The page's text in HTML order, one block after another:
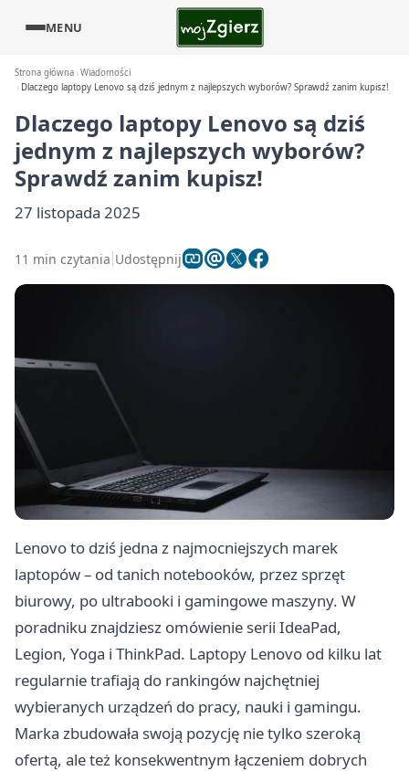
MENU
Strona główna Wiadomości
Dlaczego laptopy Lenovo są dziś jednym z najlepszych wyborów? Sprawdź zanim kupisz!
Dlaczego laptopy Lenovo są dziś
jednym z najlepszych wyborów?
Sprawdź zanim kupisz!
27 listopada 2025
11 min czytania Udostępnij
Lenovo to dziś jedna z najmocniejszych marek
laptopów – od tanich notebooków, przez sprzęt
biurowy, po ultrabooki i gamingowe maszyny. W
poradniku znajdziesz omówienie serii IdeaPad,
Legion, Yoga i ThinkPad. Laptopy Lenovo od kilku lat
regularnie trafiają do rankingów najchętniej
wybieranych urządzeń do pracy, nauki i gamingu.
Marka zbudowała swoją pozycję nie tylko szeroką
ofertą, ale też konsekwentnym łączeniem dobrych